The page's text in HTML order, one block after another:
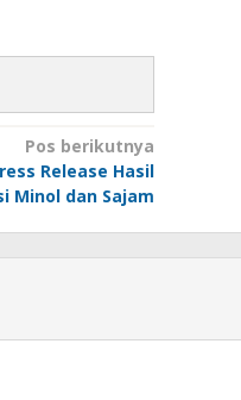
Pos berikutnya
Release Hasil
Minol dan Sajam